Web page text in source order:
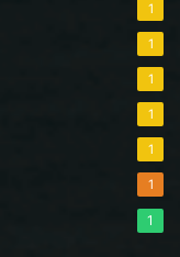
1
1
1
1
1
1
1